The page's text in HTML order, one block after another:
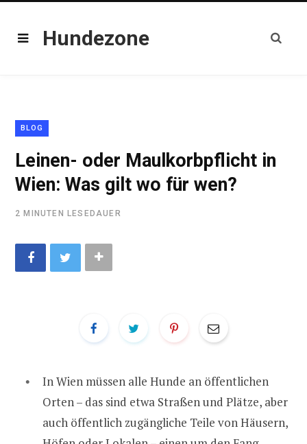
Hundezone
BLOG
Leinen- oder Maulkorbpflicht in
Wien: Was gilt wo für wen?
2 MINUTEN LESEDAUER
In Wien müssen alle Hunde an öffentlichen
Orten – das sind etwa Straßen und Plätze, aber
auch öffentlich zugängliche Teile von Häusern,